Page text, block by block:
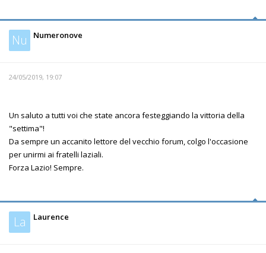
Nu Numeronove
24/05/2019, 19:07
Un saluto a tutti voi che state ancora festeggiando la vittoria della
"settima"!
Da sempre un accanito lettore del vecchio forum, colgo l'occasione
per unirmi ai fratelli laziali.
Forza Lazio! Sempre.
La Laurence